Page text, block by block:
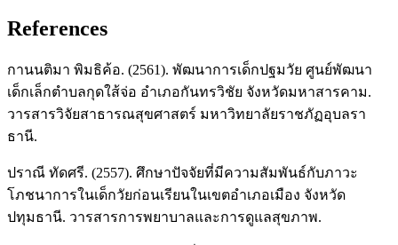
References
กานนติมา พิมธิค้อ. (2561). พัฒนาการเด็กปฐมวัย ศูนย์พัฒนา
เด็กเล็กตำบลกุดใส้จ่อ อำเภอกันทรวิชัย จังหวัดมหาสารคาม.
วารสารวิจัยสาธารณสุขศาสตร์ มหาวิทยาลัยราชภัฏอุบลรา
ธานี.
ปราณี ทัดศรี. (2557). ศึกษาปัจจัยที่มีความสัมพันธ์กับภาวะ
โภชนาการในเด็กวัยก่อนเรียนในเขตอำเภอเมือง จังหวัด
ปทุมธานี. วารสารการพยาบาลและการดูแลสุขภาพ.